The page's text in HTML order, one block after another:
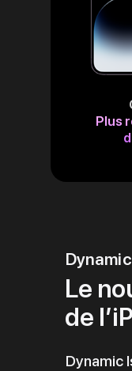
Plus
Le
de
Dynamic